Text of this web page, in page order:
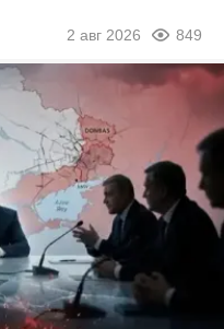
2 авг 2026 849